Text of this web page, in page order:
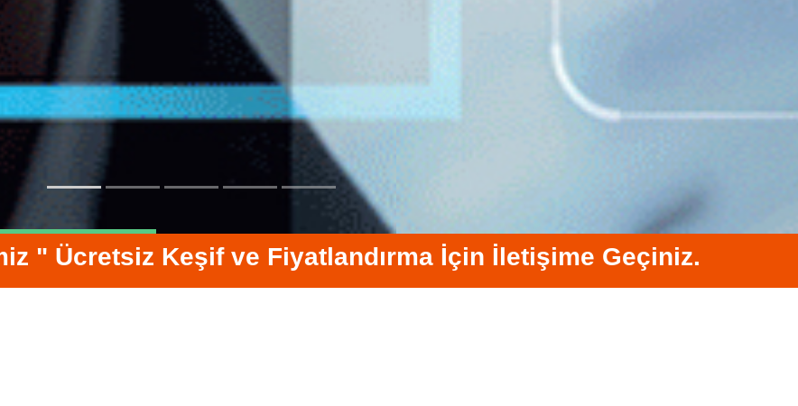
" Ücretsiz Keşif ve Fiyatlandırma İçin İletişime Geçiniz.